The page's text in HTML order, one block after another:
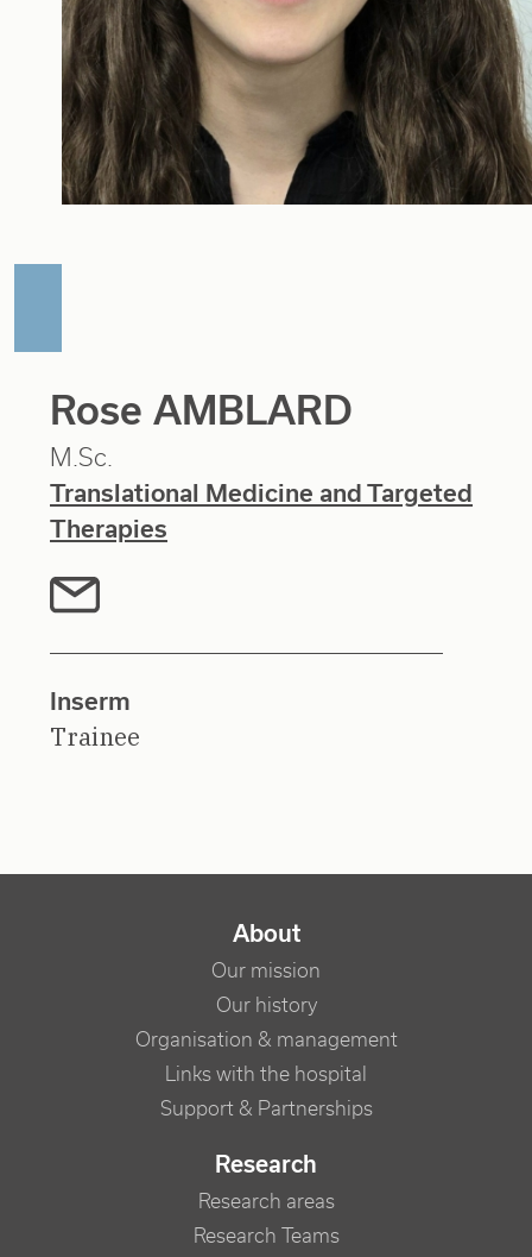
Rose AMBLARD
M.Sc.
Translational Medicine and Targeted
Therapies
Inserm
Trainee
NAVIGATION PRINCIPALE
About
Our mission
Our history
Organisation & management
Links with the hospital
Support & Partnerships
Research
Research areas
Research Teams